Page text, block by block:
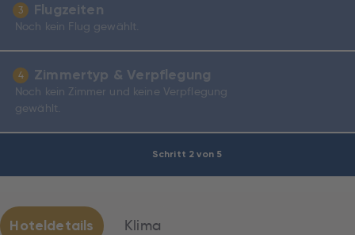
Schritt 2 von 5
3 Flugzeiten
Noch kein Flug gewählt.
4 Zimmertyp & Verpflegung
Noch kein Zimmer und keine Verpflegung
gewählt.
Hoteldetails Klima